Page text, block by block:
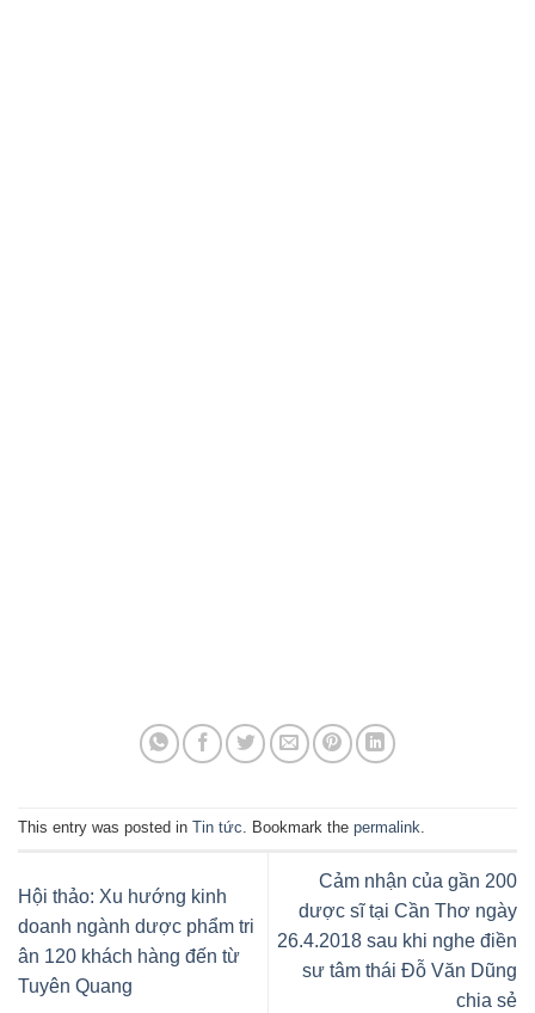
This entry was posted in Tin tức. Bookmark the permalink.
Hội thảo: Xu hướng kinh
doanh ngành dược phẩm tri
ân 120 khách hàng đến từ
Tuyên Quang
Cảm nhận của gần 200
dược sĩ tại Cần Thơ ngày
26.4.2018 sau khi nghe điền
sư tâm thái Đỗ Văn Dũng
chia sẻ